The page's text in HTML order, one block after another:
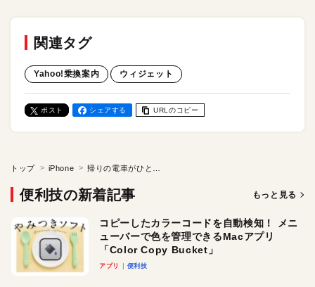
関連タグ
Yahoo!乗換案内 ウィジェット
ポスト シェアする URLのコピー
トップ iPhone
便利技の新着記事 もっと見る
コピーしたカラーコードを自動検知！ メニ
ューバーで色を管理できるMacアプリ
「Color Copy Bucket」
アプリ 便利技